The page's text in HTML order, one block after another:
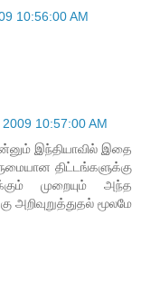
10:56:00 AM
10:57:00 AM
இந்தியாவில் இதை
திட்டங்களுக்கு
முறையும் அந்த
அறிவுறுத்துதல் மூலமே